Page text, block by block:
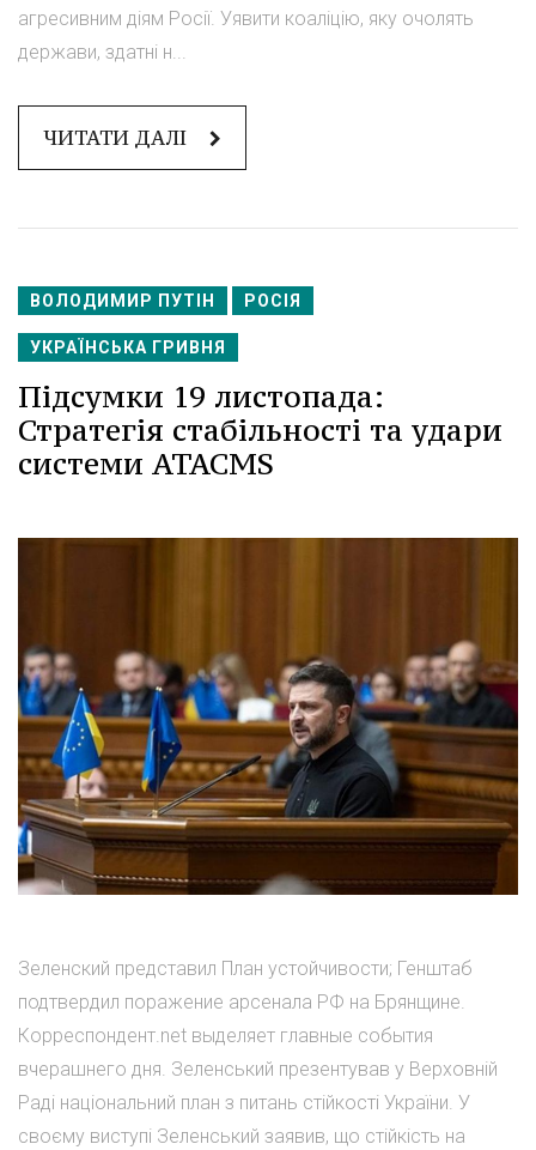
агресивним діям Росії. Уявити коаліцію, яку очолять
держави, здатні н...
ЧИТАТИ ДАЛІ
ВОЛОДИМИР ПУТІН РОСІЯ
УКРАЇНСЬКА ГРИВНЯ
Підсумки 19 листопада:
Стратегія стабільності та удари
системи ATACMS
Зеленский представил План устойчивости; Генштаб
подтвердил поражение арсенала РФ на Брянщине.
Корреспондент.net выделяет главные события
вчерашнего дня. Зеленський презентував у Верховній
Раді національний план з питань стійкості України. У
своєму виступі Зеленський заявив, що стійкість на